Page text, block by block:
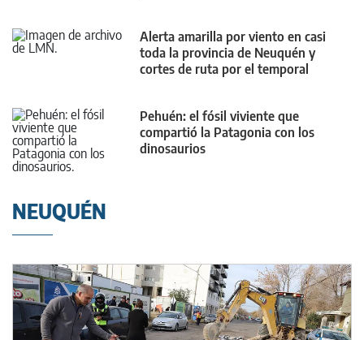
Alerta amarilla por viento en casi
toda la provincia de Neuquén y
cortes de ruta por el temporal
Pehuén: el fósil viviente que
compartió la Patagonia con los
dinosaurios
NEUQUÉN